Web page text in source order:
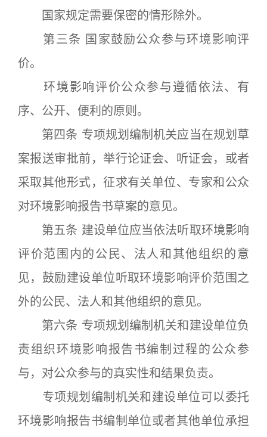
国家规定需要保密的情形除外。
第三条 国家鼓励公众参与环境影响评
价。
环境影响评价公众参与遵循依法、有
序、公开、便利的原则。
第四条 专项规划编制机关应当在规划草
案报送审批前，举行论证会、听证会，或者
采取其他形式，征求有关单位、专家和公众
对环境影响报告书草案的意见。
第五条 建设单位应当依法听取环境影响
评价范围内的公民、法人和其他组织的意
见，鼓励建设单位听取环境影响评价范围之
外的公民、法人和其他组织的意见。
第六条 专项规划编制机关和建设单位负
责组织环境影响报告书编制过程的公众参
与，对公众参与的真实性和结果负责。
专项规划编制机关和建设单位可以委托
环境影响报告书编制单位或者其他单位承担